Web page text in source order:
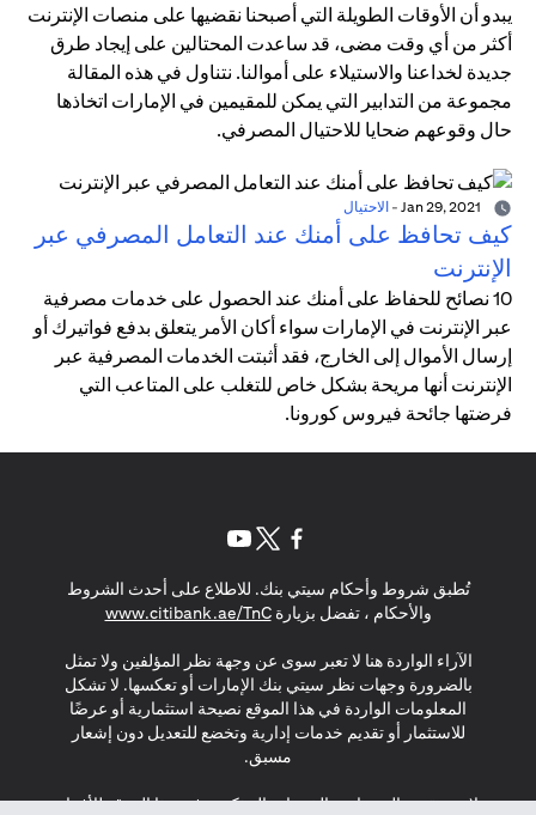
يبدو أن الأوقات الطويلة التي أصبحنا نقضيها على منصات الإنترنت
أكثر من أي وقت مضى، قد ساعدت المحتالين على إيجاد طرق
جديدة لخداعنا والاستيلاء على أموالنا. نتناول في هذه المقالة
مجموعة من التدابير التي يمكن للمقيمين في الإمارات اتخاذها
حال وقوعهم ضحايا للاحتيال المصرفي.
- الاحتيال
كيف تحافظ على أمنك عند التعامل المصرفي عبر
الإنترنت
10 نصائح للحفاظ على أمنك عند الحصول على خدمات مصرفية
عبر الإنترنت في الإمارات سواء أكان الأمر يتعلق بدفع فواتيرك أو
إرسال الأموال إلى الخارج، فقد أثبتت الخدمات المصرفية عبر
الإنترنت أنها مريحة بشكل خاص للتغلب على المتاعب التي
فرضتها جائحة فيروس كورونا.
تُطبق شروط وأحكام سيتي بنك. للاطلاع على أحدث الشروط
والأحكام ، تفضل بزيارةwww.citibank.ae/TnC
(opens in a new tab)
الآراء الواردة هنا لا تعبر سوى عن وجهة نظر المؤلفين ولا تمثل
بالضرورة وجهات نظر سيتي بنك الإمارات أو تعكسها. لا تشكل
المعلومات الواردة في هذا الموقع نصيحة استثمارية أو عرضًا
للاستثمار أو تقديم خدمات إدارية وتخضع للتعديل دون إشعار
مسبق.
لا يتم تقديم المنتجات والخدمات المذكورة في هذا الموقع للأفراد